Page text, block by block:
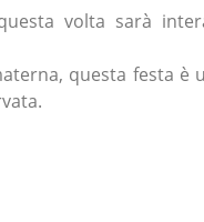
volta sarà
questa festa è